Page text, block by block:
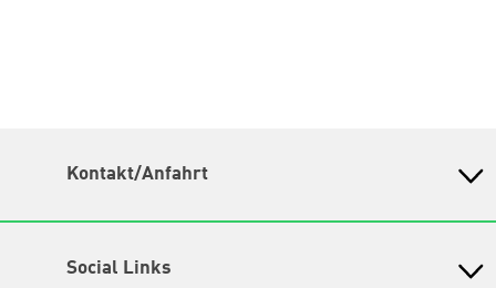
Kontakt/Anfahrt
in der Heinrich-Böll-Stiftung e.V.
Social Links